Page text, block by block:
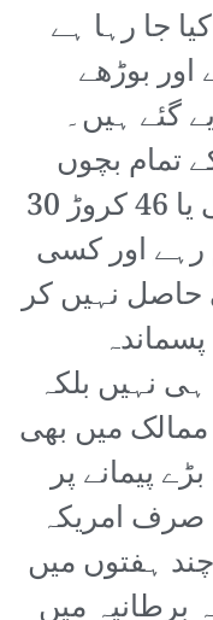
جا رہا ہے
بوڑھے
گئے ہیں۔
تمام بچوں
میں سے لگ بھگ ایک تہائی یا 46 کروڑ 30
رہے اور کسی
حاصل نہیں کر
نہیں بلکہ
ممالک میں بھی
پیمانے پر
صرف امریکہ
چند ہفتوں میں